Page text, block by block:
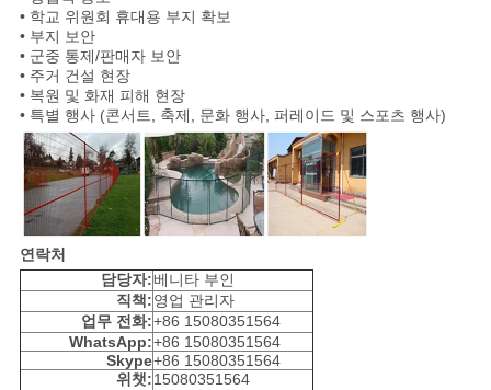
• 학교 위원회 휴대용 부지 확보
• 부지 보안
• 군중 통제/판매자 보안
• 주거 건설 현장
• 복원 및 화재 피해 현장
• 특별 행사 (콘서트, 축제, 문화 행사, 퍼레이드 및 스포츠 행사)
연락처
담당자:베니타 부인
직책:영업 관리자
업무 전화:+86 15080351564
WhatsApp:+86 15080351564
Skype+86 15080351564
위챗:15080351564